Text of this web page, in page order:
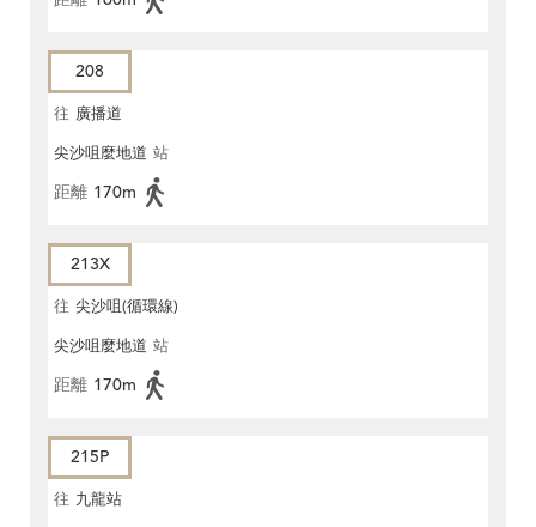
208
往 廣播道
尖沙咀麼地道 站
距離 170m
213X
往 尖沙咀(循環線)
尖沙咀麼地道 站
距離 170m
215P
往 九龍站